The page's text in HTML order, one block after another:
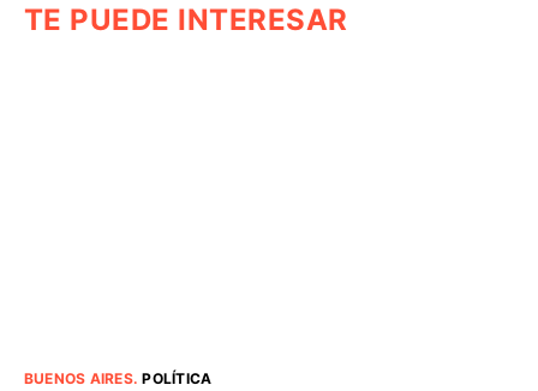
TE PUEDE INTERESAR
BUENOS AIRES.POLÍTICA